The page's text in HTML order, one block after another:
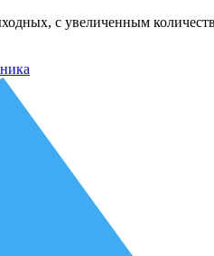
с увеличенным